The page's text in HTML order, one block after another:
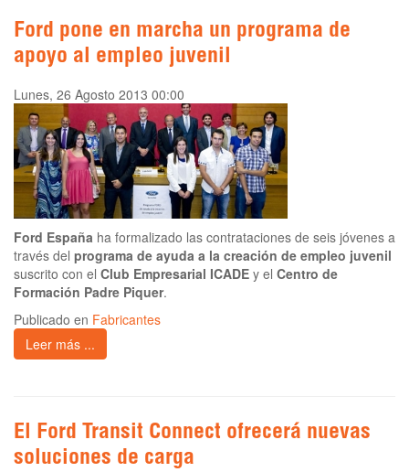
Ford pone en marcha un programa de
apoyo al empleo juvenil
Lunes, 26 Agosto 2013 00:00
Ford España ha formalizado las contrataciones de seis jóvenes a
través del programa de ayuda a la creación de empleo juvenil
suscrito con el Club Empresarial ICADE y el Centro de
Formación Padre Piquer.
Publicado en Fabricantes
Leer más ...
El Ford Transit Connect ofrecerá nuevas
soluciones de carga